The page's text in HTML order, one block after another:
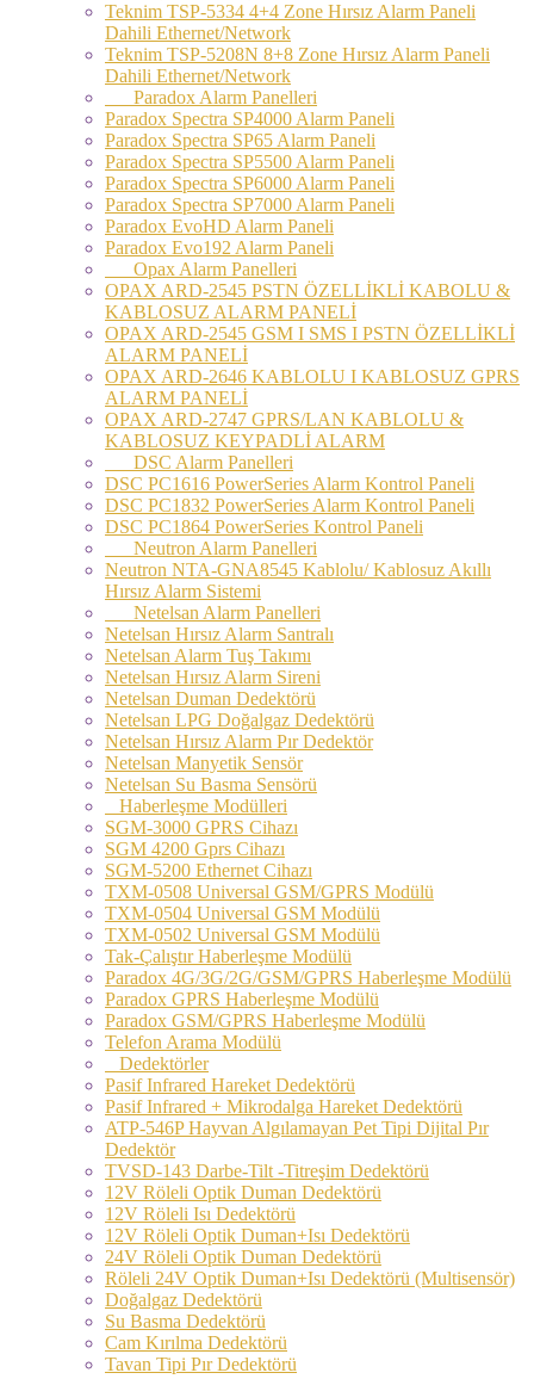
Teknim TSP-5334 4+4 Zone Hırsız Alarm Paneli
Dahili Ethernet/Network
Teknim TSP-5208N 8+8 Zone Hırsız Alarm Paneli
Dahili Ethernet/Network
Paradox Alarm Panelleri
Paradox Spectra SP4000 Alarm Paneli
Paradox Spectra SP65 Alarm Paneli
Paradox Spectra SP5500 Alarm Paneli
Paradox Spectra SP6000 Alarm Paneli
Paradox Spectra SP7000 Alarm Paneli
Paradox EvoHD Alarm Paneli
Paradox Evo192 Alarm Paneli
Opax Alarm Panelleri
OPAX ARD-2545 PSTN ÖZELLİKLİ KABOLU &
KABLOSUZ ALARM PANELİ
OPAX ARD-2545 GSM I SMS I PSTN ÖZELLİKLİ
ALARM PANELİ
OPAX ARD-2646 KABLOLU I KABLOSUZ GPRS
ALARM PANELİ
OPAX ARD-2747 GPRS/LAN KABLOLU &
KABLOSUZ KEYPADLİ ALARM
DSC Alarm Panelleri
DSC PC1616 PowerSeries Alarm Kontrol Paneli
DSC PC1832 PowerSeries Alarm Kontrol Paneli
DSC PC1864 PowerSeries Kontrol Paneli
Neutron Alarm Panelleri
Neutron NTA-GNA8545 Kablolu/ Kablosuz Akıllı
Hırsız Alarm Sistemi
Netelsan Alarm Panelleri
Netelsan Hırsız Alarm Santralı
Netelsan Alarm Tuş Takımı
Netelsan Hırsız Alarm Sireni
Netelsan Duman Dedektörü
Netelsan LPG Doğalgaz Dedektörü
Netelsan Hırsız Alarm Pır Dedektör
Netelsan Manyetik Sensör
Netelsan Su Basma Sensörü
Haberleşme Modülleri
SGM-3000 GPRS Cihazı
SGM 4200 Gprs Cihazı
SGM-5200 Ethernet Cihazı
TXM-0508 Universal GSM/GPRS Modülü
TXM-0504 Universal GSM Modülü
TXM-0502 Universal GSM Modülü
Tak-Çalıştır Haberleşme Modülü
Paradox 4G/3G/2G/GSM/GPRS Haberleşme Modülü
Paradox GPRS Haberleşme Modülü
Paradox GSM/GPRS Haberleşme Modülü
Telefon Arama Modülü
Dedektörler
Pasif Infrared Hareket Dedektörü
Pasif Infrared + Mikrodalga Hareket Dedektörü
ATP-546P Hayvan Algılamayan Pet Tipi Dijital Pır
Dedektör
TVSD-143 Darbe-Tilt -Titreşim Dedektörü
12V Röleli Optik Duman Dedektörü
12V Röleli Isı Dedektörü
12V Röleli Optik Duman+Isı Dedektörü
24V Röleli Optik Duman Dedektörü
Röleli 24V Optik Duman+Isı Dedektörü (Multisensör)
Doğalgaz Dedektörü
Su Basma Dedektörü
Cam Kırılma Dedektörü
Tavan Tipi Pır Dedektörü